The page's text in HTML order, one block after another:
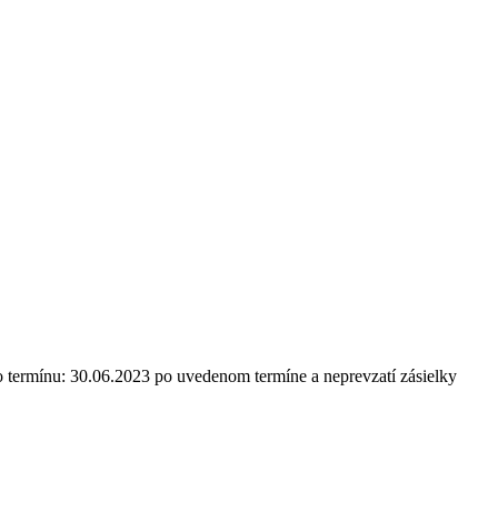
30.06.2023 po uvedenom termíne a neprevzatí zásielky